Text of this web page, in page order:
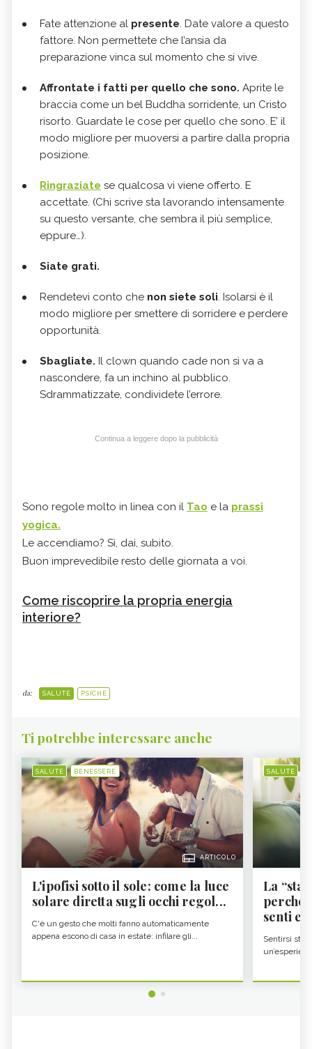
Fate attenzione al presente. Date valore a questo
fattore. Non permettete che l’ansia da
preparazione vinca sul momento che si vive.
Affrontate i fatti per quello che sono. Aprite le
braccia come un bel Buddha sorridente, un Cristo
risorto. Guardate le cose per quello che sono. E’ il
modo migliore per muoversi a partire dalla propria
posizione.
Ringraziate se qualcosa vi viene offerto. E
accettate. (Chi scrive sta lavorando intensamente
su questo versante, che sembra il più semplice,
eppure…).
Siate grati.
Rendetevi conto che non siete soli. Isolarsi è il
modo migliore per smettere di sorridere e perdere
opportunità.
Sbagliate. Il clown quando cade non si va a
nascondere, fa un inchino al pubblico.
Sdrammatizzate, condividete l’errore.
Continua a leggere dopo la pubblicità
Sono regole molto in linea con il Tao e la prassi
yogica.
Le accendiamo? Sì, dai, subito.
Buon imprevedibile resto delle giornata a voi.
Come riscoprire la propria energia
interiore?
da: SALUTE PSICHE
Ti potrebbe interessare anche
SALUTE BENESSERE
ARTICOLO
L'ipofisi sotto il sole: come la luce
solare diretta sugli occhi regol...
C'è un gesto che molti fanno automaticamente
appena escono di casa in estate: infilare gli...
SALUTE
La
perché
senti
Sentirsi